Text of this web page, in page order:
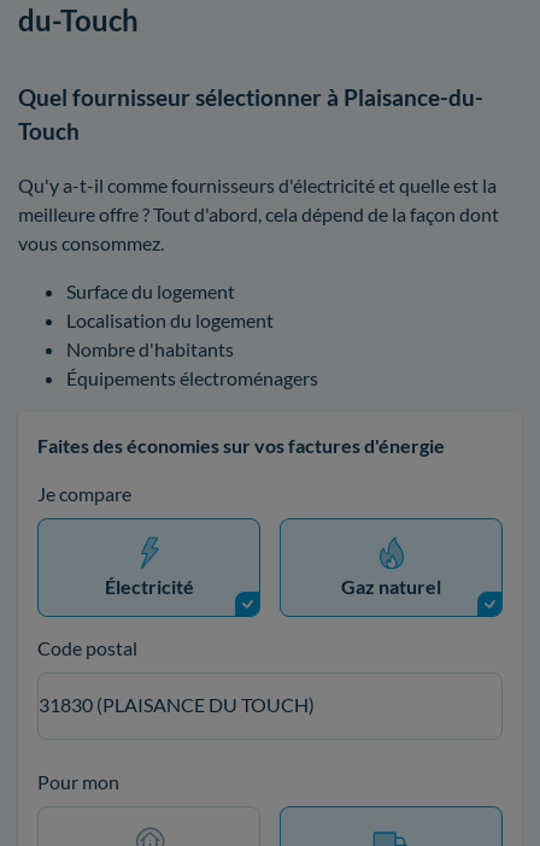
du-Touch
Quel fournisseur sélectionner à Plaisance-du-
Touch
Qu'y a-t-il comme fournisseurs d'électricité et quelle est la
meilleure offre ? Tout d'abord, cela dépend de la façon dont
vous consommez.
Surface du logement
Localisation du logement
Nombre d'habitants
Équipements électroménagers
Faites des économies sur vos factures d'énergie
Je compare
Électricité Gaz naturel
Code postal
31830 (PLAISANCE DU TOUCH)
Pour mon